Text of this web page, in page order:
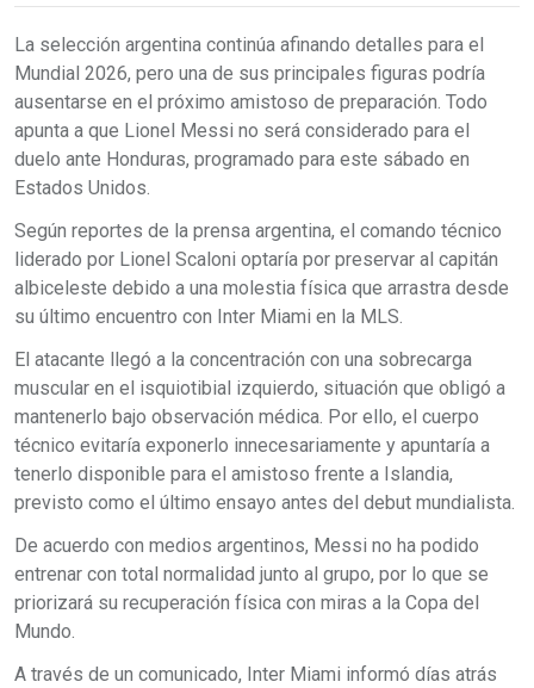
La selección argentina continúa afinando detalles para el
Mundial 2026, pero una de sus principales figuras podría
ausentarse en el próximo amistoso de preparación. Todo
apunta a que Lionel Messi no será considerado para el
duelo ante Honduras, programado para este sábado en
Estados Unidos.
Según reportes de la prensa argentina, el comando técnico
liderado por Lionel Scaloni optaría por preservar al capitán
albiceleste debido a una molestia física que arrastra desde
su último encuentro con Inter Miami en la MLS.
El atacante llegó a la concentración con una sobrecarga
muscular en el isquiotibial izquierdo, situación que obligó a
mantenerlo bajo observación médica. Por ello, el cuerpo
técnico evitaría exponerlo innecesariamente y apuntaría a
tenerlo disponible para el amistoso frente a Islandia,
previsto como el último ensayo antes del debut mundialista.
De acuerdo con medios argentinos, Messi no ha podido
entrenar con total normalidad junto al grupo, por lo que se
priorizará su recuperación física con miras a la Copa del
Mundo.
A través de un comunicado, Inter Miami informó días atrás